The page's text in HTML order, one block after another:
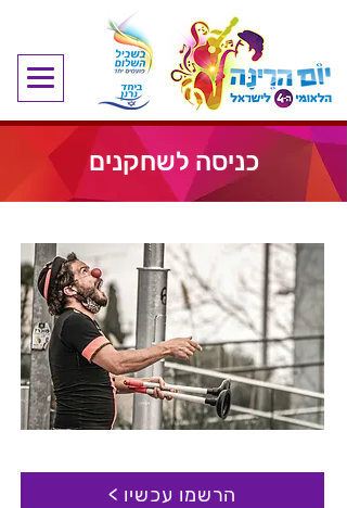
כניסה לשחקנים
הרשמו עכשיו >